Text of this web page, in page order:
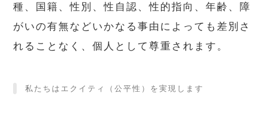
種、国籍、性別、性自認、性的指向、年齢、障
がいの有無などいかなる事由によっても差別さ
れることなく、個人として尊重されます。
私たちはエクイティ（公平性）を実現します